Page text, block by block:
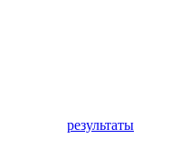
результаты